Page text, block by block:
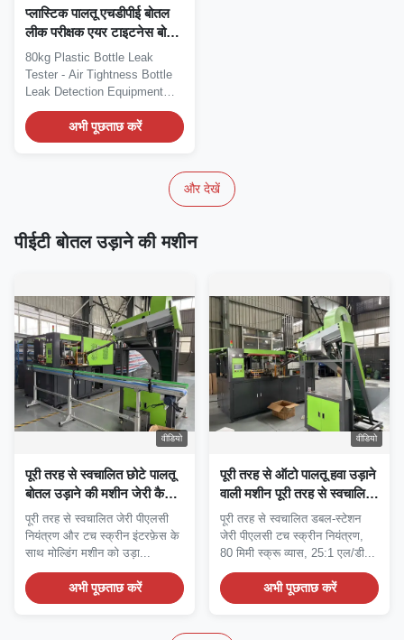
प्लास्टिक पालतू एचडीपीई बोतल
लीक परीक्षक एयर टाइटनेस बोतल
लीक डिटेक्शन उपकरण बोतल
पैकेजिंग मशीन
80kg Plastic Bottle Leak
Tester - Air Tightness Bottle
Leak Detection Equipment
Automatic Plastic...
अभी पूछताछ करें
और देखें
पीईटी बोतल उड़ाने की मशीन
वीडियो
पूरी तरह से स्वचालित छोटे पालतू
बोतल उड़ाने की मशीन जेरी कैन
ब्लो मोल्डिंग मशीन एक्सट्रूज़न
ब्लो मोल्डिंग सिस्टम
पूरी तरह से स्वचालित जेरी पीएलसी
नियंत्रण और टच स्क्रीन इंटरफ़ेस के
साथ मोल्डिंग मशीन को उड़ा...
अभी पूछताछ करें
वीडियो
पूरी तरह से ऑटो पालतू हवा उड़ाने
वाली मशीन पूरी तरह से स्वचालित
बोतल उड़ाने वाली मशीन पालतू
बोतल उड़ाने वाली पालतू हवा उड़ाने
वाली मशीन
पूरी तरह से स्वचालित डबल-स्टेशन
जेरी पीएलसी टच स्क्रीन नियंत्रण,
80 मिमी स्क्रू व्यास, 25:1 एल/डी...
अभी पूछताछ करें